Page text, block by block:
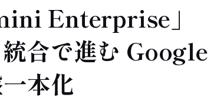
Enterprise」
合で進む Google
本化